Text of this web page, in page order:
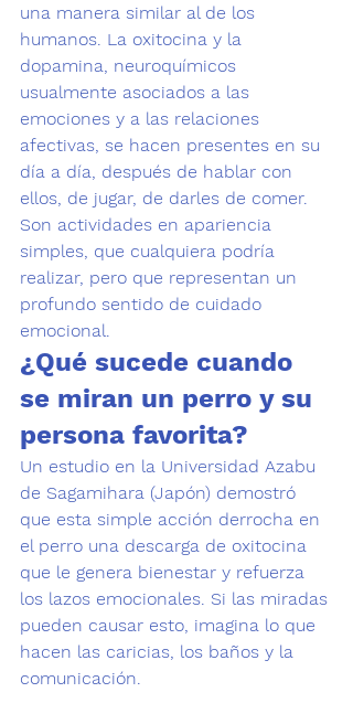
una manera similar al de los
humanos. La oxitocina y la
dopamina, neuroquímicos
usualmente asociados a las
emociones y a las relaciones
afectivas, se hacen presentes en su
día a día, después de hablar con
ellos, de jugar, de darles de comer.
Son actividades en apariencia
simples, que cualquiera podría
realizar, pero que representan un
profundo sentido de cuidado
emocional.
¿Qué sucede cuando
se miran un perro y su
persona favorita?
Un estudio en la Universidad Azabu
de Sagamihara (Japón) demostró
que esta simple acción derrocha en
el perro una descarga de oxitocina
que le genera bienestar y refuerza
los lazos emocionales. Si las miradas
pueden causar esto, imagina lo que
hacen las caricias, los baños y la
comunicación.